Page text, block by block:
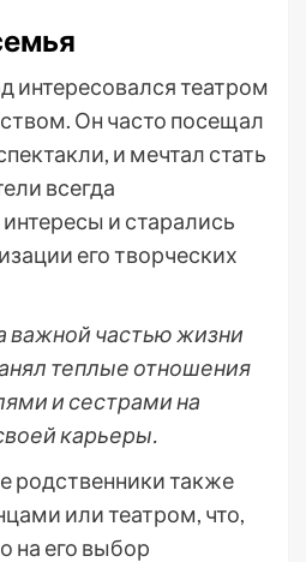
интересовался театром
Он часто посещал
и мечтал стать
всегда
и старались
его творческих
важной частью жизни
теплые отношения
и сестрами на
карьеры.
родственники также
или театром, что,
на его выбор